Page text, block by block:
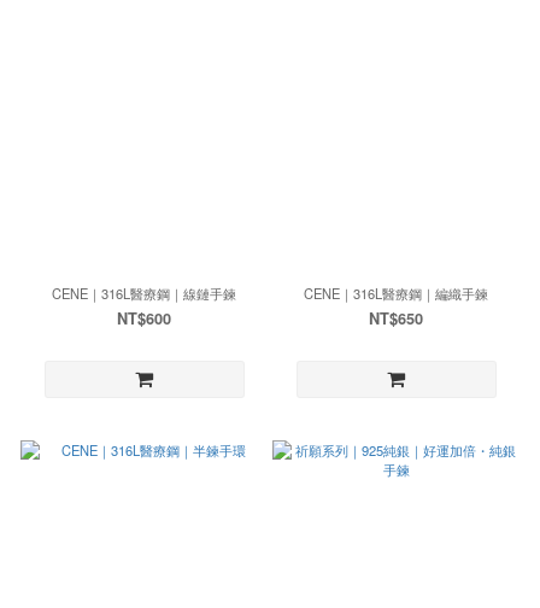
CENE｜316L醫療鋼｜線鏈手鍊
NT$600
CENE｜316L醫療鋼｜編織手鍊
NT$650